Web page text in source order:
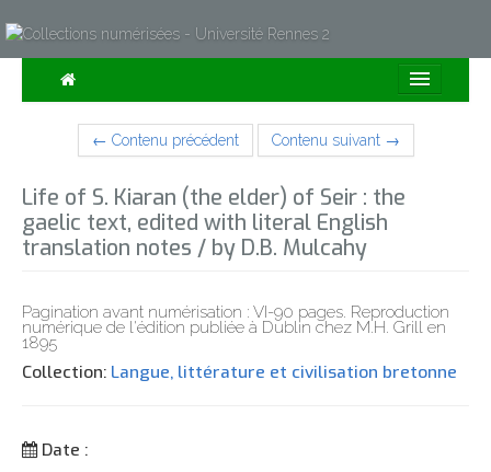
Consulter
Sur la Carte
Expositions
← Contenu précédent Contenu suivant →
Life of S. Kiaran (the elder) of Seir : the
gaelic text, edited with literal English
translation notes / by D.B. Mulcahy
Pagination avant numérisation : VI-90 pages. Reproduction
numérique de l'édition publiée à Dublin chez M.H. Grill en
1895
Collection: Langue, littérature et civilisation bretonne
Date :